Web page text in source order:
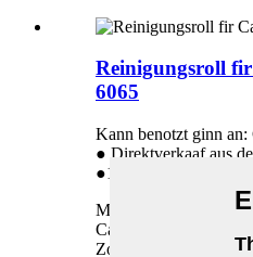
Reinigungsroll
6065
Kann benotzt ginn
● Direktverkaaf aus
●1:1 Ersatz bei
Mir liwweren
Canon IR Adv 6065.
Zorte vu Produkter, de